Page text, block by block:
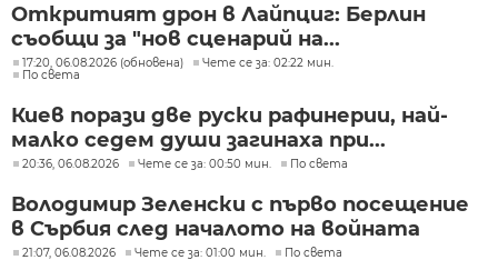
Откритият дрон в Лайпциг: Берлин
съобщи за "нов сценарий на...
17:20, 06.08.2026 (обновена)
Чете се за: 02:22 мин.
По света
Киев порази две руски рафинерии, най-
малко седем души загинаха при...
20:36, 06.08.2026 Чете се за: 00:50 мин. По света
Володимир Зеленски с първо посещение
в Сърбия след началото на войната
21:07, 06.08.2026 Чете се за: 01:00 мин. По света